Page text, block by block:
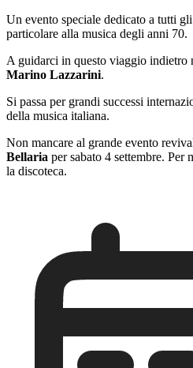
Un evento speciale dedicato a tutti
particolare alla musica degli anni 70.
A guidarci in questo viaggio indietro
Marino Lazzarini.
Si passa per grandi successi
della musica italiana.
Non mancare al grande evento
Bellaria per sabato 4 settembre.
la discoteca.